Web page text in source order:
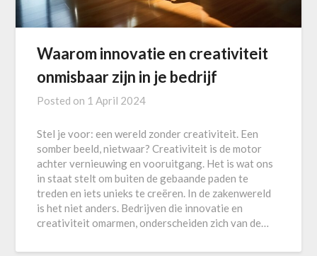
Waarom innovatie en creativiteit
onmisbaar zijn in je bedrijf
Posted on 1 April 2024
Stel je voor: een wereld zonder creativiteit. Een
somber beeld, nietwaar? Creativiteit is de motor
achter vernieuwing en vooruitgang. Het is wat ons
in staat stelt om buiten de gebaande paden te
treden en iets unieks te creëren. In de zakenwereld
is het niet anders. Bedrijven die innovatie en
creativiteit omarmen, onderscheiden zich van de…